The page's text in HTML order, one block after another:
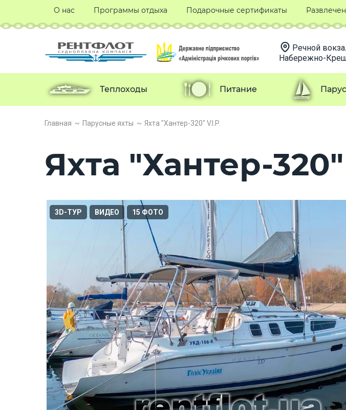
Главная Парусные яхты Яхта "Хантер-320" V.I.P.
Яхта "Хантер-320"
3D-ТУР ВИДЕО 15 ФОТО
О нас Программы отдыха Подарочные сертификаты
Речной
Набережно-
Теплоходы Питание